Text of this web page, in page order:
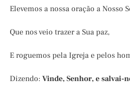
Elevemos a nossa oração a Nosso
Que nos veio trazer a Sua paz,
E roguemos pela Igreja e pelos
Dizendo: Vinde, Senhor, e salvai-